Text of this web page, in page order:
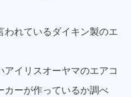
われているダイキン製のエ
イリスオーヤマのエアコ
カーが作っているか調べ